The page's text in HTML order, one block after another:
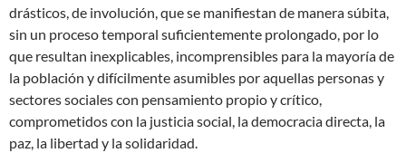
drásticos, de involución, que se manifiestan de manera súbita,
sin un proceso temporal suficientemente prolongado, por lo
que resultan inexplicables, incomprensibles para la mayoría de
la población y difícilmente asumibles por aquellas personas y
sectores sociales con pensamiento propio y crítico,
comprometidos con la justicia social, la democracia directa, la
paz, la libertad y la solidaridad.